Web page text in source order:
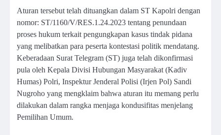
Aturan tersebut telah dituangkan dalam ST Kapolri dengan
nomor: ST/1160/V/RES.1.24.2023 tentang penundaan
proses hukum terkait pengungkapan kasus tindak pidana
yang melibatkan para peserta kontestasi politik mendatang.
Keberadaan Surat Telegram (ST) juga telah dikonfirmasi
pula oleh Kepala Divisi Hubungan Masyarakat (Kadiv
Humas) Polri, Inspektur Jenderal Polisi (Irjen Pol) Sandi
Nugroho yang mengklaim bahwa aturan itu memang perlu
dilakukan dalam rangka menjaga kondusifitas menjelang
Pemilihan Umum.